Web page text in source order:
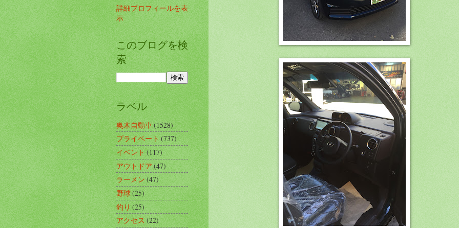
詳細プロフィールを表
示
このブログを検
索
ラベル
奥木自動車(1528)
プライベート(737)
イベント(117)
アウトドア(47)
ラーメン(47)
野球(25)
釣り(25)
アクセス(22)